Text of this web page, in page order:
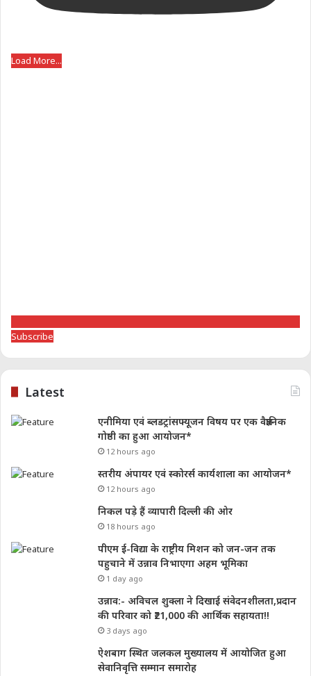
Load More...
Subscribe
Latest
एनीमिया एवं ब्लडट्रांसफ्यूजन विषय पर एक वैज्ञानिक
गोष्ठी का हुआ आयोजन*
12 hours ago
स्तरीय अंपायर एवं स्कोरर्स कार्यशाला का आयोजन*
12 hours ago
निकल पड़े हैं व्यापारी दिल्ली की ओर
18 hours ago
पीएम ई-विद्या के राष्ट्रीय मिशन को जन-जन तक
पहुचाने में उन्नाव निभाएगा अहम भूमिका
1 day ago
उन्नाव:- अविचल शुक्ला ने दिखाई संवेदनशीलता,प्रदान
की परिवार को ₹21,000 की आर्थिक सहायता!!
3 days ago
ऐशबाग स्थित जलकल मुख्यालय में आयोजित हुआ
सेवानिवृत्ति सम्मान समारोह